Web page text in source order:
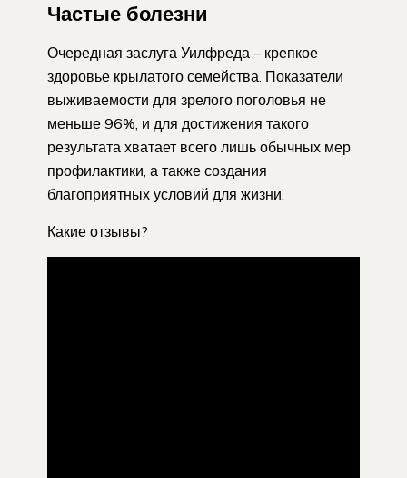
Частые болезни
Очередная заслуга Уилфреда – крепкое
здоровье крылатого семейства. Показатели
выживаемости для зрелого поголовья не
меньше 96%, и для достижения такого
результата хватает всего лишь обычных мер
профилактики, а также создания
благоприятных условий для жизни.
Какие отзывы?